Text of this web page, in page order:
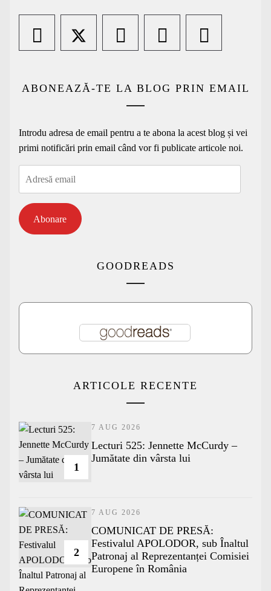
ABONEAZĂ-TE LA BLOG PRIN EMAIL
Introdu adresa de email pentru a te abona la acest blog și vei
primi notificări prin email când vor fi publicate articole noi.
Abonare
GOODREADS
ARTICOLE RECENTE
1
7 AUG 2026
Lecturi 525: Jennette McCurdy –
Jumătate din vârsta lui
2
7 AUG 2026
COMUNICAT DE PRESĂ:
Festivalul APOLODOR, sub Înaltul
Patronaj al Reprezentanței Comisiei
Europene în România